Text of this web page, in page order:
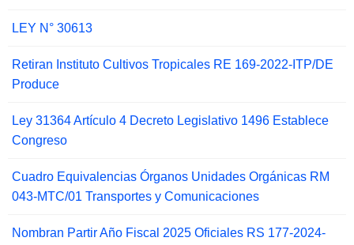
LEY N° 30613
Retiran Instituto Cultivos Tropicales RE 169-2022-ITP/DE
Produce
Ley 31364 Artículo 4 Decreto Legislativo 1496 Establece
Congreso
Cuadro Equivalencias Órganos Unidades Orgánicas RM
043-MTC/01 Transportes y Comunicaciones
Nombran Partir Año Fiscal 2025 Oficiales RS 177-2024-